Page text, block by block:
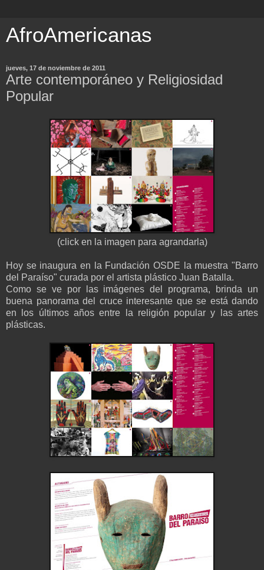
AfroAmericanas
jueves, 17 de noviembre de 2011
Arte contemporáneo y Religiosidad
Popular
(click en la imagen para agrandarla)
Hoy se inaugura en la Fundación OSDE la muestra "Barro
del Paraíso" curada por el artista plástico Juan Batalla.
Como se ve por las imágenes del programa, brinda un
buena panorama del cruce interesante que se está dando
en los últimos años entre la religión popular y las artes
plásticas.